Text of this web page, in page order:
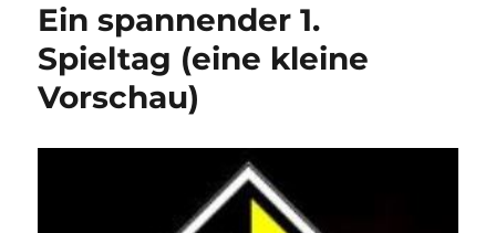
Ein spannender 1.
Spieltag (eine kleine
Vorschau)